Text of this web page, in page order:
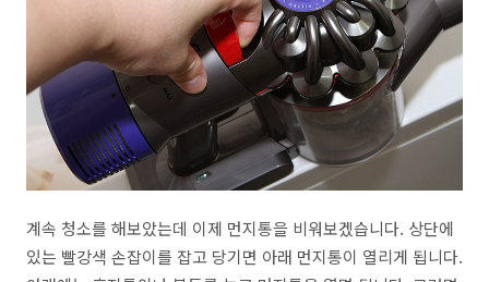
계속 청소를 해보았는데 이제 먼지통을 비워보겠습니다. 상단에
있는 빨강색 손잡이를 잡고 당기면 아래 먼지통이 열리게 됩니다.